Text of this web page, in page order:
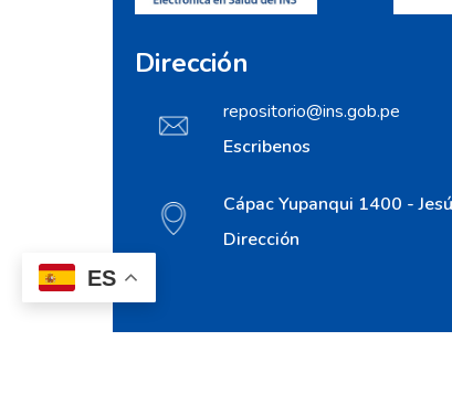
ES
Dirección
repositorio@ins.gob.pe
Escribenos
Cápac Yupanqui 1400 -
Dirección